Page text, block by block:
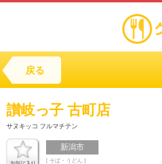
戻る
讃岐っ子 古町店
サヌキッコ フルマチテン
新潟市
[ そば・うどん ]